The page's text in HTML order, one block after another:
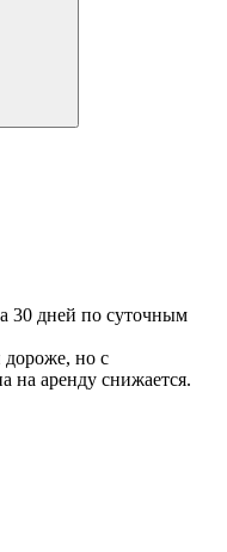
30 дней по суточным
дороже, но с
на аренду снижается.